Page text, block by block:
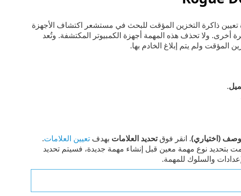
تعيين ذاكرة التخزين المؤقت للبحث في مستشعر اكتشاف الأجهزة
أخرى. ولا تحذف هذه المهمة أجهزة الكمبيوتر المكتشفة. وتُعد
المؤقت ولم يتم إبلاغ الخادم بها.
.
(اختياري). انقر فوقتحديد العلامات بهدف تعيين العلامات.
قمت بتحديد نوع مهمة معين قبل إنشاء مهمة جديدة، فسيتم تحديد
والسلوك للمهمة.